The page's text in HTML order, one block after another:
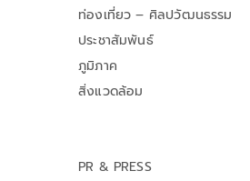
ท่องเที่ยว – ศิลปวัฒนธรรม
ประชาสัมพันธ์
ภูมิภาค
สิ่งแวดล้อม
PR & PRESS